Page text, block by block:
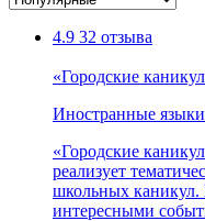
4.9 32 отзыва
«Городские
Иностранные языки
«Городские
реализует
школьных каникул.
интересными